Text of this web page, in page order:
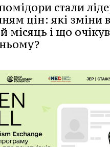
стали
цін: які зміни
місяць і що